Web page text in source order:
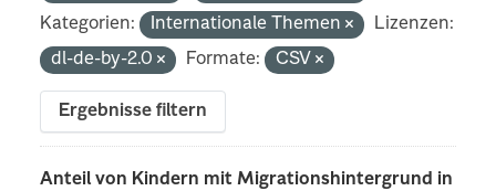
Kategorien:
Internationale Themen
Lizenzen:
dl-de-by-2.0
Formate: CSV
Ergebnisse filtern
Anteil von Kindern mit Migrationshintergrund in